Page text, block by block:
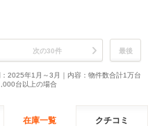
次の30件
最後
2025年1月～3月｜内容：物件数合計1万台
台以上の場合
在庫一覧 クチコミ